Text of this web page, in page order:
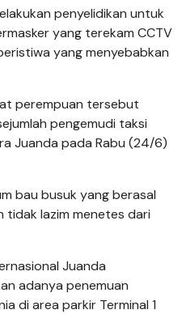
penyelidikan untuk
yang terekam CCTV
yang menyebabkan
perempuan tersebut
pengemudi taksi
Juanda pada Rabu (24/6)
bau busuk yang berasal
tidak lazim menetes dari
Juanda
adanya penemuan
di area parkir Terminal 1